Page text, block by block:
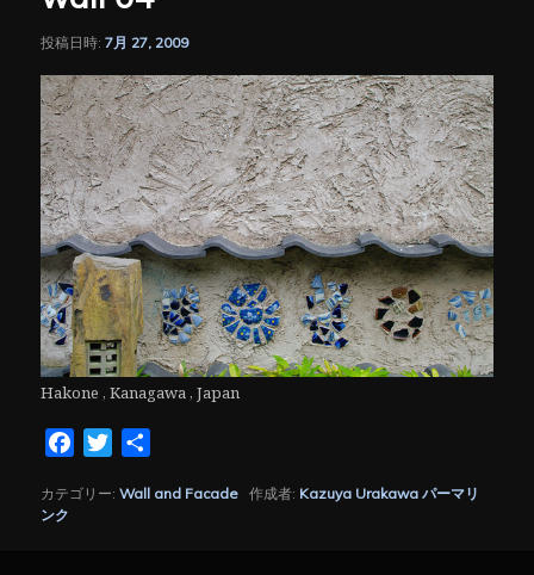
シ
ン
投稿日時:7月 27, 2009
Hakone , Kanagawa , Japan
FacebookTwitter
カテゴリー:Wall and Facade 作成者: Kazuya Urakawa パーマリ
ンク